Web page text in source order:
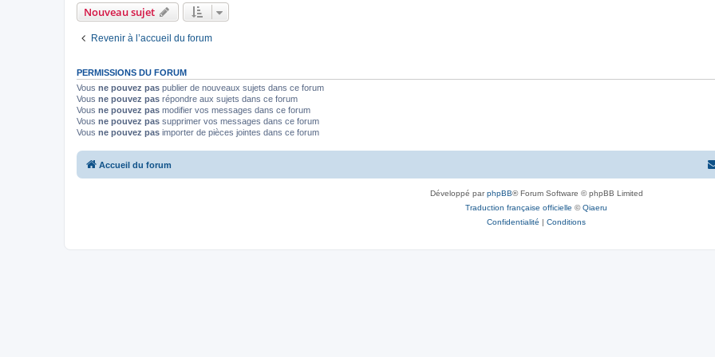
s
Nouveau sujet
Revenir à l’accueil du forum
PERMISSIONS DU FORUM
Vous ne pouvez pas publier de nouveaux sujets dans ce forum
Vous ne pouvez pas répondre aux sujets dans ce forum
Vous ne pouvez pas modifier vos messages dans ce forum
Vous ne pouvez pas supprimer vos messages dans ce forum
Vous ne pouvez pas importer de pièces jointes dans ce forum
Accueil du forum
Développé parphpBB® Forum Software © phpBB Limited
Traduction française officielle ©Qiaeru
Confidentialité | Conditions